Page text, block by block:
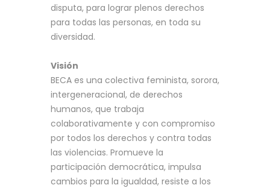
disputa, para lograr plenos derechos
para todas las personas, en toda su
diversidad.
Visión
BECA es una colectiva feminista, sorora,
intergeneracional, de derechos
humanos, que trabaja
colaborativamente y con compromiso
por todos los derechos y contra todas
las violencias. Promueve la
participación democrática, impulsa
cambios para la igualdad, resiste a los